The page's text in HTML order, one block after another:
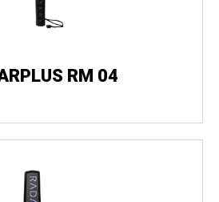
RM 04